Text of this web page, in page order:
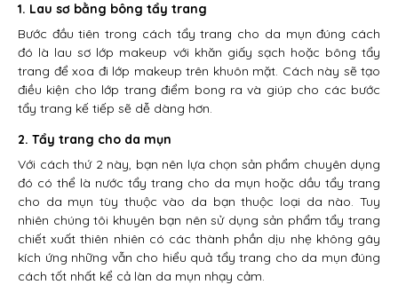
1. Lau sơ bằng bông tẩy trang
Bước đầu tiên trong cách tẩy trang cho da mụn đúng cách
đó là lau sơ lớp makeup với khăn giấy sạch hoặc bông tẩy
trang để xoa đi lớp makeup trên khuôn mặt. Cách này sẽ tạo
điều kiện cho lớp trang điểm bong ra và giúp cho các bước
tẩy trang kế tiếp sẽ dễ dàng hơn.
2. Tẩy trang cho da mụn
Với cách thứ 2 này, bạn nên lựa chọn sản phẩm chuyên dụng
đó có thể là nước tẩy trang cho da mụn hoặc dầu tẩy trang
cho da mụn tùy thuộc vào da bạn thuộc loại da nào. Tuy
nhiên chúng tôi khuyên bạn nên sử dụng sản phẩm tẩy trang
chiết xuất thiên nhiên có các thành phần dịu nhẹ không gây
kích ứng những vẫn cho hiểu quả tẩy trang cho da mụn đúng
cách tốt nhất kể cả làn da mụn nhạy cảm.